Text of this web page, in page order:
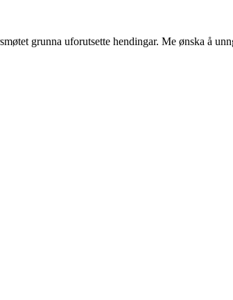
grunna uforutsette hendingar. Me ønska å